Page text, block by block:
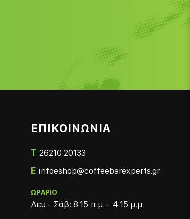
ΕΠΙΚΟΙΝΩΝΙΑ
T 26210 20133
E infoeshop@coffeebarexperts.gr
ΩΡΑΡΙΟ
Δευ - Σάβ: 8:15 π.μ. - 4:15 μ.μ